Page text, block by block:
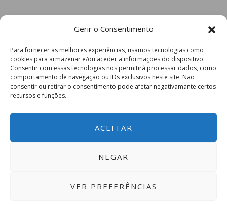
Gerir o Consentimento
Para fornecer as melhores experiências, usamos tecnologias como
cookies para armazenar e/ou aceder a informações do dispositivo.
Consentir com essas tecnologias nos permitirá processar dados, como
comportamento de navegação ou IDs exclusivos neste site. Não
consentir ou retirar o consentimento pode afetar negativamante certos
recursos e funções.
ACEITAR
NEGAR
VER PREFERÊNCIAS